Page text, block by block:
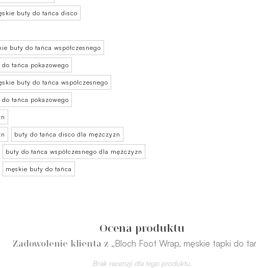
buty do tańca disco
buty do tańca współczesnego
tańca pokazowego
buty do tańca współczesnego
tańca pokazowego
buty do tańca disco dla mężczyzn
buty do tańca współczesnego dla mężczyzn
męskie buty do tańca
Ocena produktu
Zadowolenie klienta z „Bloch Foot Wrap, męskie tapki do
Brak recenzji dla tego produktu.